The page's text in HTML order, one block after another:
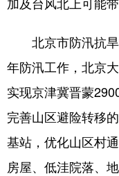
四川
陕西
新疆 内
多语种频道
北京市防汛抗旱
年防汛工作，北京
实现京津冀晋蒙
完善山区避险转移
基站，优化山区村
房屋、低洼院落、